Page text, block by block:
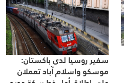
سفير روسيا لدى باكستان:
موسكو واسلام آباد تعملان